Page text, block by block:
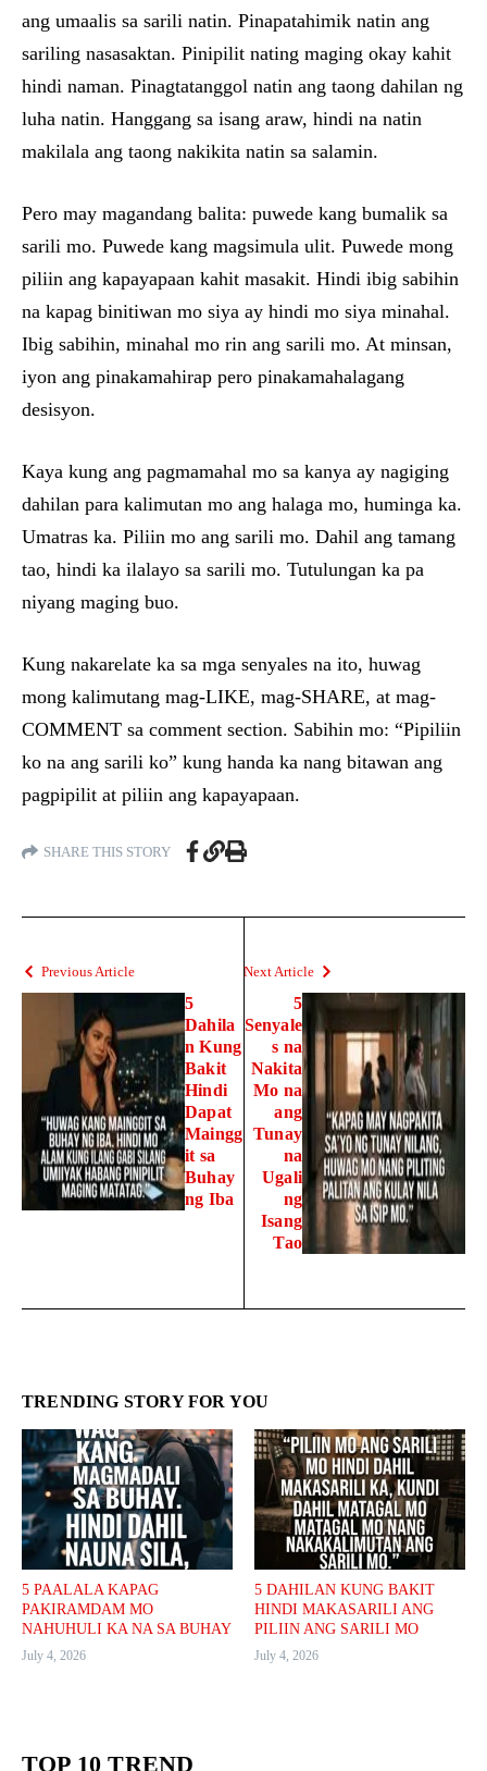
ang umaalis sa sarili natin. Pinapatahimik natin ang
sariling nasasaktan. Pinipilit nating maging okay kahit
hindi naman. Pinagtatanggol natin ang taong dahilan ng
luha natin. Hanggang sa isang araw, hindi na natin
makilala ang taong nakikita natin sa salamin.
Pero may magandang balita: puwede kang bumalik sa
sarili mo. Puwede kang magsimula ulit. Puwede mong
piliin ang kapayapaan kahit masakit. Hindi ibig sabihin
na kapag binitiwan mo siya ay hindi mo siya minahal.
Ibig sabihin, minahal mo rin ang sarili mo. At minsan,
iyon ang pinakamahirap pero pinakamahalagang
desisyon.
Kaya kung ang pagmamahal mo sa kanya ay nagiging
dahilan para kalimutan mo ang halaga mo, huminga ka.
Umatras ka. Piliin mo ang sarili mo. Dahil ang tamang
tao, hindi ka ilalayo sa sarili mo. Tutulungan ka pa
niyang maging buo.
Kung nakarelate ka sa mga senyales na ito, huwag
mong kalimutang mag-LIKE, mag-SHARE, at mag-
COMMENT sa comment section. Sabihin mo: “Pipiliin
ko na ang sarili ko” kung handa ka nang bitawan ang
pagpipilit at piliin ang kapayapaan.
SHARE THIS STORY
Previous Article
5
Dahila
n Kung
Bakit
Hindi
Dapat
Maingg
it sa
Buhay
ng Iba
Next Article
5
Senyale
s na
Nakita
Mo na
ang
Tunay
na
Ugali
ng
Isang
Tao
TRENDING STORY FOR YOU
5 PAALALA KAPAG
PAKIRAMDAM MO
NAHUHULI KA NA SA BUHAY
July 4, 2026
5 DAHILAN KUNG BAKIT
HINDI MAKASARILI ANG
PILIIN ANG SARILI MO
July 4, 2026
TOP 10 TREND